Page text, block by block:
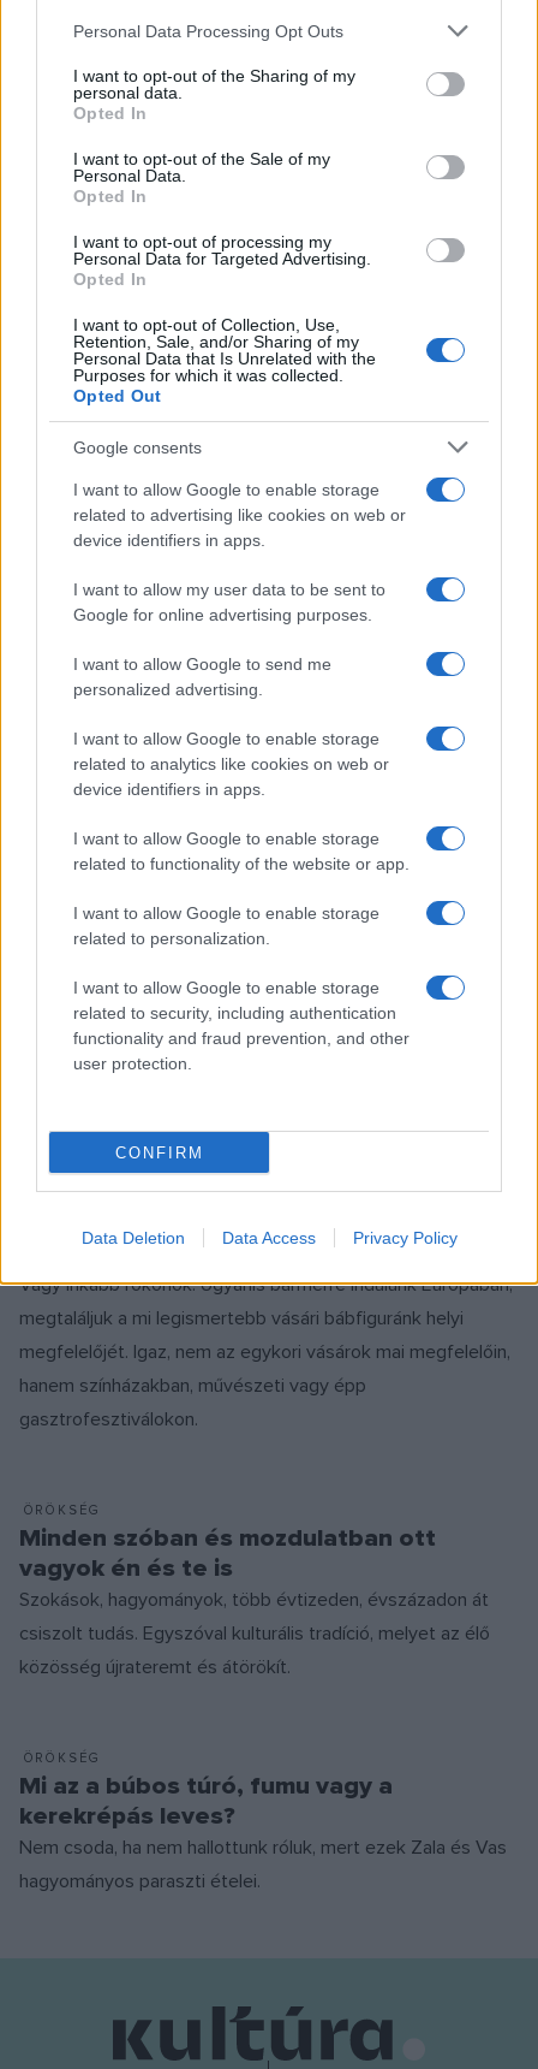
Please note that this website/app uses one or more Google
not limited to your visit or usage behaviour. You may click to
grant or deny consent to Google and its third-party tags to
use your data for below specified purposes in below Google
consent section.
Personal Data Processing Opt Outs
I want to opt-out of the Sharing of my
personal data.
Opted In
I want to opt-out of the Sale of my
Personal Data.
Opted In
I want to opt-out of processing my
Personal Data for Targeted Advertising.
Opted In
I want to opt-out of Collection, Use,
Retention, Sale, and/or Sharing of my
Personal Data that Is Unrelated with the
Purposes for which it was collected.
Opted Out
Google consents
I want to allow Google to enable storage
related to advertising like cookies on web or
device identifiers in apps.
I want to allow my user data to be sent to
Google for online advertising purposes.
I want to allow Google to send me
personalized advertising.
I want to allow Google to enable storage
related to analytics like cookies on web or
device identifiers in apps.
I want to allow Google to enable storage
related to functionality of the website or app.
I want to allow Google to enable storage
related to personalization.
I want to allow Google to enable storage
related to security, including authentication
functionality and fraud prevention, and other
user protection.
CONFIRM
Data Deletion Data Access Privacy Policy
mozdulattípusok és térbeli formák hajdani jelentésének
Budapestre hozza a kolozsvári piacteret a
Magyar Állami Népi Együttes
Izgalmas produkcióval várja az érdeklődőket a Magyar Állami
Népi Együttes március 7-én a Hagyományok Házában: a
műsorában a képzeletbeli kolozsvári piactér hangulatát
varázsolja a színpadra a társulat, a néptánc és a népzene
költői nyelvét használva.
PROGRAM
A néptánc művészeinek és ifjú
tehetségeinek közös előadása a
Hagyományok Házában
Az Örökség Nemzeti Gyermek és Ifjúsági Népművészeti
Egyesület és a Magyar Állami Népi Együttes Közös ég alatt
című előadását tekinthetik meg az érdeklődők március 2-án
Népi Együttes hivatásos táncművészei és zenészei
csatlakoznak a néptánc ifjú tehetségeihez.
PROGRAM
Divattörténet a színpadon
Körforgásban címmel rendeznek divatszínházi előadást
különleges divatbemutató nem csupán a ruhák
felvonultatásáról szól, hanem a tradíció és modernitás
közötti mélyebb párbeszédet is megeleveníti, bemutatva,
divat és a színház világában.
Vitéz László és a haverok
Vagy inkább rokonok. Ugyanis bármerre indulunk Európában,
megtaláljuk a mi legismertebb vásári bábfiguránk helyi
megfelelőjét. Igaz, nem az egykori vásárok mai megfelelőin,
hanem színházakban, művészeti vagy épp
gasztrofesztiválokon.
ÖRÖKSÉG
Minden szóban és mozdulatban ott
vagyok én és te is
Szokások, hagyományok, több évtizeden, évszázadon át
csiszolt tudás. Egyszóval kulturális tradíció, melyet az élő
közösség újrateremt és átörökít.
ÖRÖKSÉG
Mi az a búbos túró, fumu vagy a
kerekrépás leves?
Nem csoda, ha nem hallottunk róluk, mert ezek Zala és Vas
hagyományos paraszti ételei.